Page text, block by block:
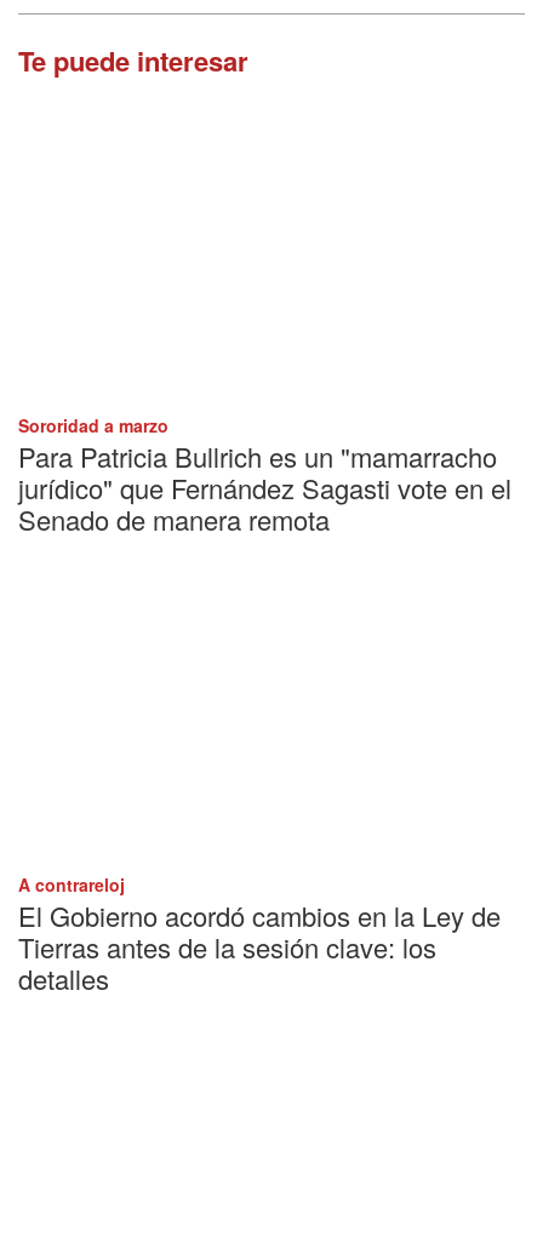
Te puede interesar
Sororidad a marzo
Para Patricia Bullrich es un "mamarracho
jurídico" que Fernández Sagasti vote en el
Senado de manera remota
A contrareloj
El Gobierno acordó cambios en la Ley de
Tierras antes de la sesión clave: los
detalles